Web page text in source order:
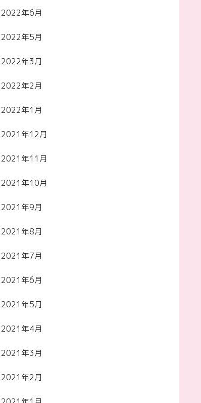
2022年6月
2022年5月
2022年3月
2022年2月
2022年1月
2021年12月
2021年11月
2021年10月
2021年9月
2021年8月
2021年7月
2021年6月
2021年5月
2021年4月
2021年3月
2021年2月